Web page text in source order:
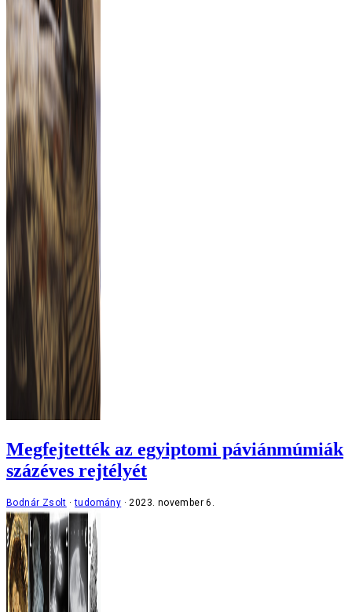
Megfejtették az egyiptomi páviánmúmiák
százéves rejtélyét
Bodnár Zsolt tudomány 2023. november 6.